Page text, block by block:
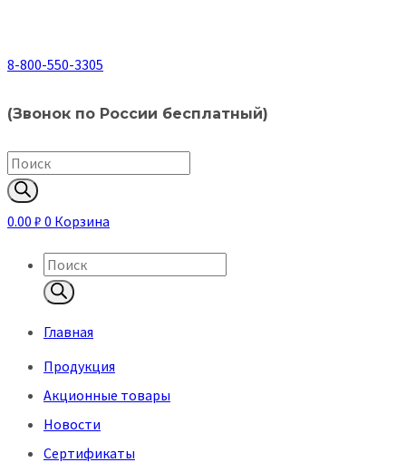
8-800-550-3305
(Звонок по России бесплатный)
Поиск
товаров
0.00 ₽ 0 Корзина
Поиск
товаров
Главная
Продукция
Акционные товары
Новости
Сертификаты